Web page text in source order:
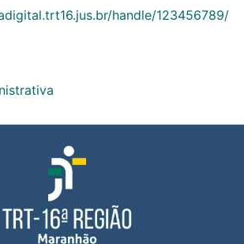
handle/123456789/